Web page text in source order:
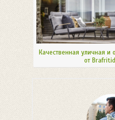
Качественная уличная
от Brafritid